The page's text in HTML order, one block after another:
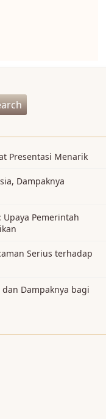
Presentasi Menarik
Dampaknya
Pemerintah
Serius terhadap
Dampaknya bagi